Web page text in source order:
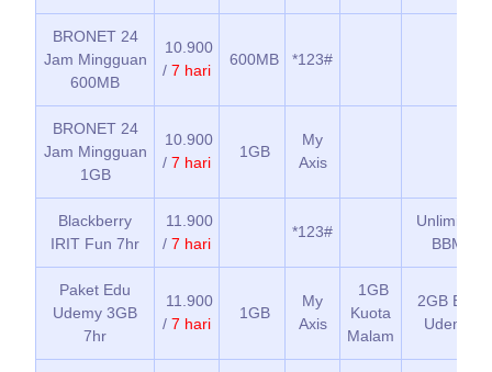
BRONET 24
Jam Mingguan
600MB
10.900
/ 7 hari
600MB *123#
BRONET 24
Jam Mingguan
1GB
10.900
/ 7 hari
1GB
My
Axis
Blackberry
IRIT Fun 7hr
11.900
/ 7 hari
*123#
Unlimited
BBM
Paket Edu
Udemy 3GB
7hr
11.900
/ 7 hari
1GB
My
Axis
1GB
Kuota
Malam
2GB Edu
Udemy